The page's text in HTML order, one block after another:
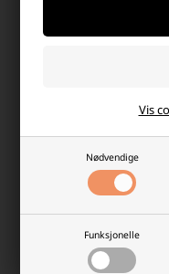
Nødvendige
Funksjonelle
Vis
Nitecore P27iX Oppladbar
Taktisk Lommelykt 5000